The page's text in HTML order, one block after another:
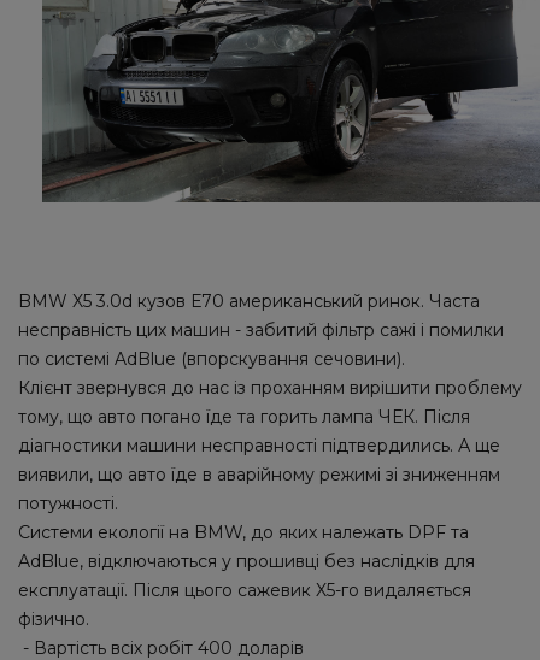
BMW X5 3.0d кузов Е70 американський ринок. Часта
несправність цих машин - забитий фільтр сажі і помилки
по системі AdBlue (впорскування сечовини).
Клієнт звернувся до нас із проханням вирішити проблему
тому, що авто погано їде та горить лампа ЧЕК. Після
діагностики машини несправності підтвердились. А ще
виявили, що авто їде в аварійному режимі зі зниженням
потужності.
Системи екології на BMW, до яких належать DPF та
AdBlue, відключаються у прошивці без наслідків для
експлуатації. Після цього сажевик X5-го видаляється
фізично.
- Вартість всіх робіт 400 доларів